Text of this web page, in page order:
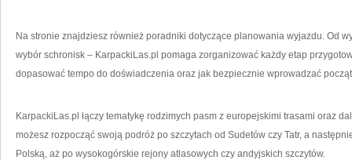
Na stronie znajdziesz również poradniki dotyczące planowania wyjazdu. Od
wybór schronisk – KarpackiLas.pl pomaga zorganizować każdy etap
dopasować tempo do doświadczenia oraz jak bezpiecznie wprowadzać
KarpackiLas.pl łączy tematykę rodzimych pasm z europejskimi trasami oraz
możesz rozpocząć swoją podróż po szczytach od Sudetów czy Tatr, a
Polską, aż po wysokogórskie rejony atlasowych czy andyjskich szczytów.